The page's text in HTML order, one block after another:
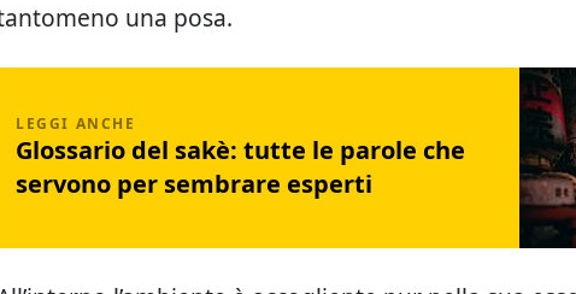
una posa.
Glossario del sakè: tutte le parole che
servono per sembrare esperti